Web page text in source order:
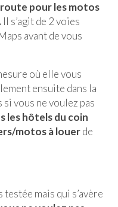
route pour les motos
Il s’agit de 2 voies
avant de vous
où elle vous
ensuite dans la
vous ne voulez pas
les hôtels du coin
motos à louerde
testée mais qui s’avère